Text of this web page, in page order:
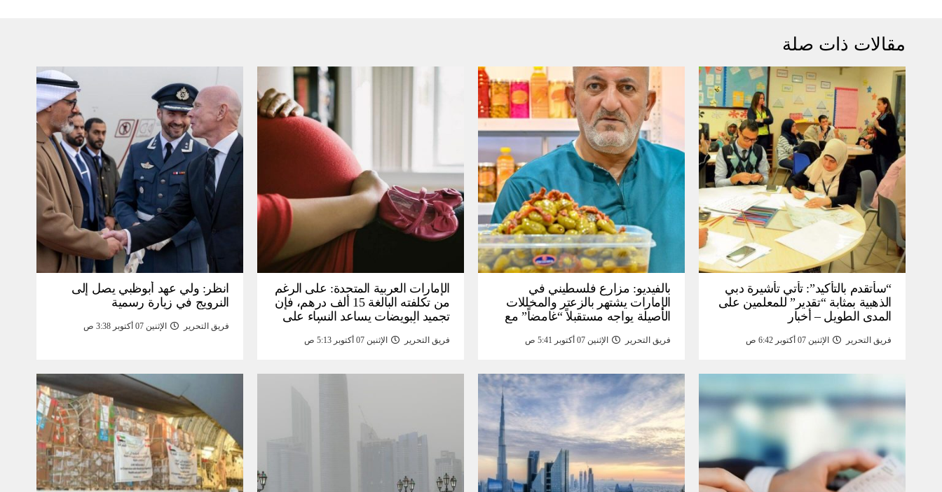
مقالات ذات صلة
“سأتقدم بالتأكيد”: تأتي تأشيرة دبي
الذهبية بمثابة “تقدير” للمعلمين على
المدى الطويل – أخبار
فريق التحرير الإثنين 07 أكتوبر 6:42 ص
بالفيديو: مزارع فلسطيني في
الإمارات يشتهر بالزعتر والمخللات
الأصيلة يواجه مستقبلاً “غامضاً” ​​مع
خبر
فريق التحرير الإثنين 07 أكتوبر 5:41 ص
الإمارات العربية المتحدة: على الرغم
من تكلفته البالغة 15 ألف درهم، فإن
تجميد البويضات يساعد النساء على
أخبار
فريق التحرير الإثنين 07 أكتوبر 5:13 ص
انظر: ولي عهد أبوظبي يصل إلى
النرويج في زيارة رسمية
فريق التحرير الإثنين 07 أكتوبر 3:38 ص